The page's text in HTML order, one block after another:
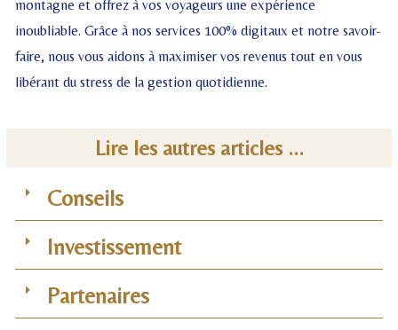
montagne et offrez à vos voyageurs une expérience
inoubliable. Grâce à nos services 100% digitaux et notre savoir-
faire, nous vous aidons à maximiser vos revenus tout en vous
libérant du stress de la gestion quotidienne.
Lire les autres articles ...
Conseils
Investissement
Partenaires